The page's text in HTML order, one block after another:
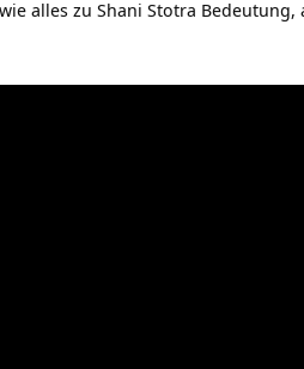
alles zu Shani Stotra Bedeutung,